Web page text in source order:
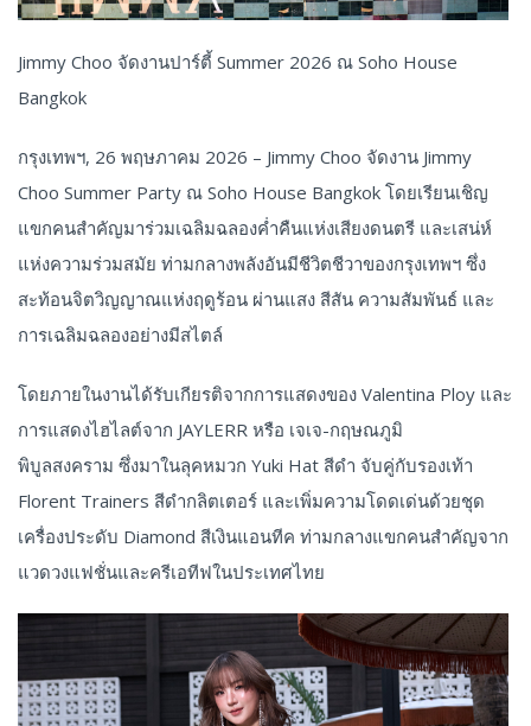
Jimmy Choo จัดงานปาร์ตี้ Summer 2026 ณ Soho House
Bangkok
กรุงเทพฯ, 26 พฤษภาคม 2026 – Jimmy Choo จัดงาน Jimmy
Choo Summer Party ณ Soho House Bangkok โดยเรียนเชิญ
แขกคนสำคัญมาร่วมเฉลิมฉลองค่ำคืนแห่งเสียงดนตรี และเสน่ห์
แห่งความร่วมสมัย ท่ามกลางพลังอันมีชีวิตชีวาของกรุงเทพฯ ซึ่ง
สะท้อนจิตวิญญาณแห่งฤดูร้อน ผ่านแสง สีสัน ความสัมพันธ์ และ
การเฉลิมฉลองอย่างมีสไตล์
โดยภายในงานได้รับเกียรติจากการแสดงของ Valentina Ploy และ
การแสดงไฮไลต์จาก JAYLERR หรือ เจเจ-กฤษณภูมิ
พิบูลสงคราม ซึ่งมาในลุคหมวก Yuki Hat สีดำ จับคู่กับรองเท้า
Florent Trainers สีดำกลิตเตอร์ และเพิ่มความโดดเด่นด้วยชุด
เครื่องประดับ Diamond สีเงินแอนทีค ท่ามกลางแขกคนสำคัญจาก
แวดวงแฟชั่นและครีเอทีฟในประเทศไทย